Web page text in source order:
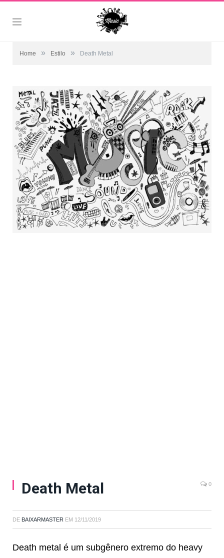
Home » Estilo » Death Metal
Death Metal 0
DE BAIXARMASTER EM 12/11/2019
Death metal é um subgênero extremo do heavy